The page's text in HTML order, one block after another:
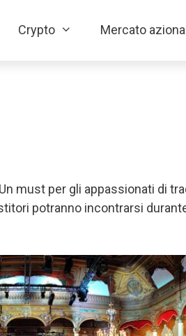
Crypto Mercato
must per gli appassionati di
potranno incontrarsi